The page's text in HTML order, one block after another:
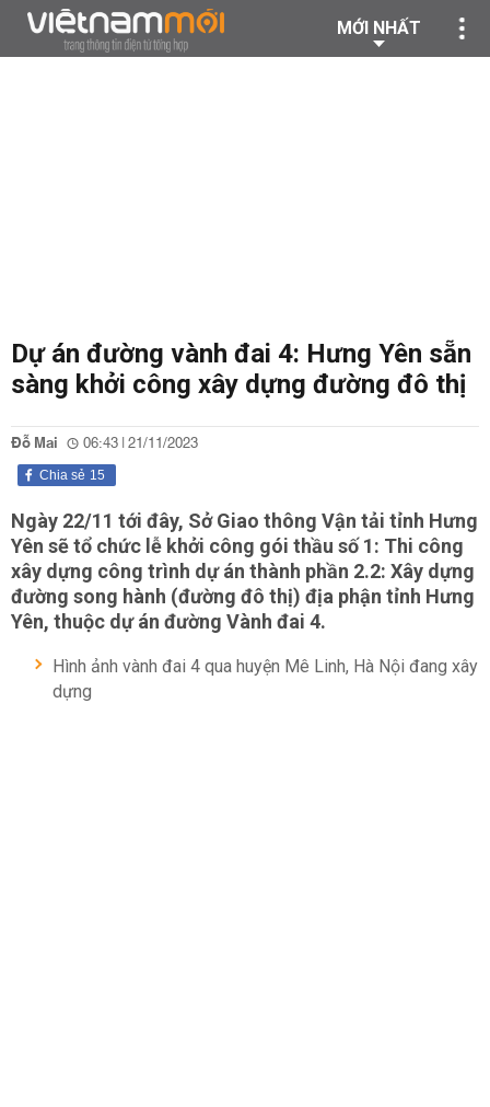
MỚI NHẤT
Dự án đường vành đai 4: Hưng Yên sẵn
sàng khởi công xây dựng đường đô thị
Đỗ Mai 06:43 | 21/11/2023
15
Chia sẻ
Ngày 22/11 tới đây, Sở Giao thông Vận tải tỉnh Hưng
Yên sẽ tổ chức lễ khởi công gói thầu số 1: Thi công
xây dựng công trình dự án thành phần 2.2: Xây dựng
đường song hành (đường đô thị) địa phận tỉnh Hưng
Yên, thuộc dự án đường Vành đai 4.
Hình ảnh vành đai 4 qua huyện Mê Linh, Hà Nội đang xây
dựng